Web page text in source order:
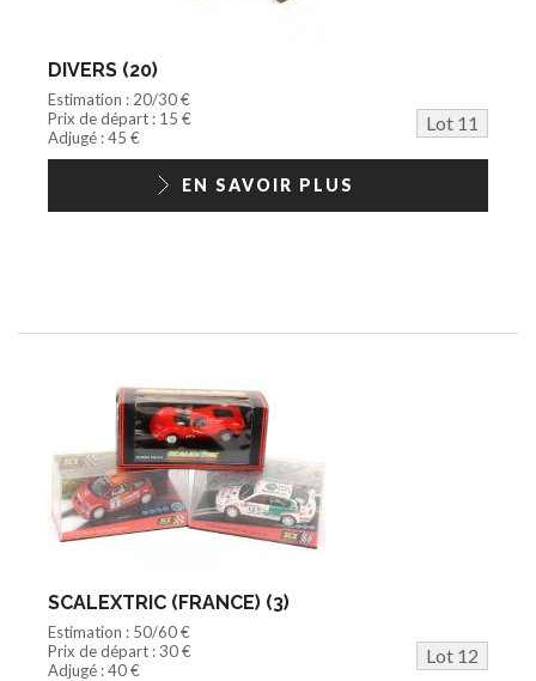
DIVERS (20)
Estimation : 20/30 €
Prix de départ : 15 €
Lot 11
Adjugé : 45 €
EN SAVOIR PLUS
SCALEXTRIC (FRANCE) (3)
Estimation : 50/60 €
Prix de départ : 30 €
Lot 12
Adjugé : 40 €